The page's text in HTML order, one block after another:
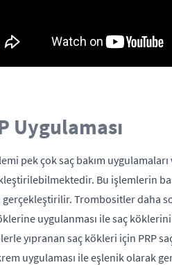
Uygulaması
pek çok saç bakım
Bu işlemlerin
Trombositler daha
uygulanması ile saç
yıpranan saç kökleri için PRP
uygulaması ile eşlenik olarak